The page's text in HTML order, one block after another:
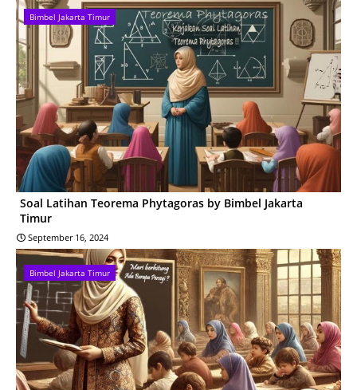
Bimbel Jakarta Timur
Soal Latihan Teorema Phytagoras by Bimbel Jakarta
Timur
September 16, 2024
Bimbel Jakarta Timur